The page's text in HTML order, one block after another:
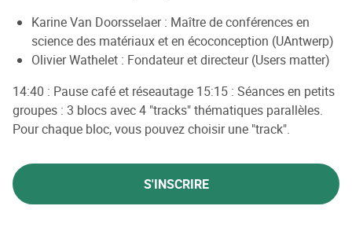
Karine Van Doorsselaer : Maître de conférences en
science des matériaux et en écoconception (UAntwerp)
Olivier Wathelet : Fondateur et directeur (Users matter)
14:40 : Pause café et réseautage 15:15 : Séances en petits
groupes : 3 blocs avec 4 "tracks" thématiques parallèles.
Pour chaque bloc, vous pouvez choisir une "track".
S'INSCRIRE